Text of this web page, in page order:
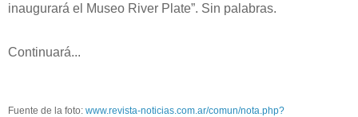
inaugurará el Museo River Plate”. Sin palabras.
Continuará...
Fuente de la foto: www.revista-noticias.com.ar/comun/nota.php?